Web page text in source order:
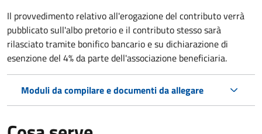
Il provvedimento relativo all'erogazione del contributo verrà
pubblicatosull'albo pretorio e il contributo stesso sarà
rilasciato tramite bonifico bancario e su dichiarazione di
esenzione del 4% da parte dell'associazione beneficiaria.
Moduli da compilare e documenti da allegare